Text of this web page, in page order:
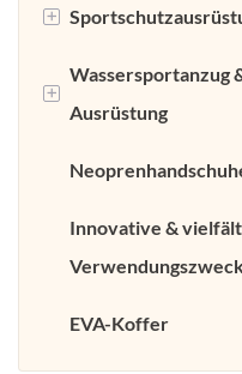
+
NEOPRENE
Neopren -Kniehülle
Neopren -
Unterstützung von
+
Wassersportanzug
Ausrüstung
Neopren -
Neoprene Wader
Neoprenstiefel &
Innovative &
EVA-Koffer